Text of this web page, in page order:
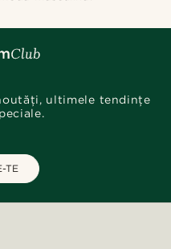
ultimele tendințe
TE